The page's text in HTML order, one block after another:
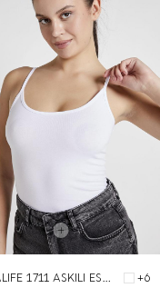
ARMALIFE 1711 ASKILI ESNEK PAMUK KADIN ATLET
+6